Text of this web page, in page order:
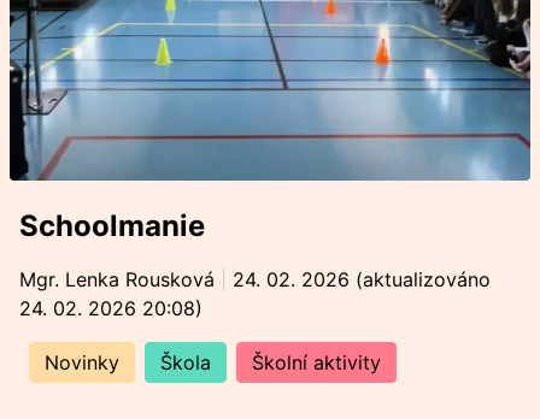
Schoolmanie
Mgr. Lenka Rousková 24. 02. 2026 (aktualizováno
24. 02. 2026 20:08)
Novinky Škola Školní aktivity